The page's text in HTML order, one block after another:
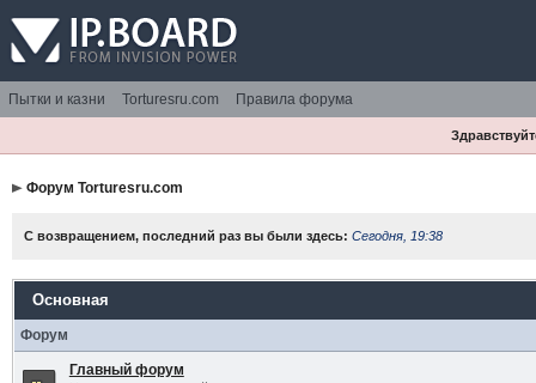
Пытки и казни Torturesru.com Правила форума
Форум Torturesru.com
С возвращением, последний раз вы были здесь: Сегодня, 19:38
Основная
Форум
Главный форум